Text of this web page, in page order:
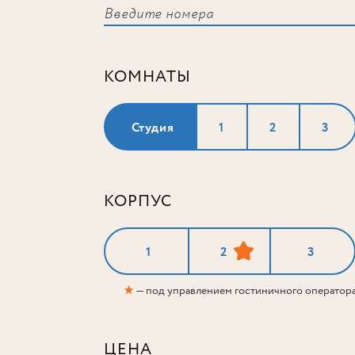
КОМНАТЫ
Студия 1 2 3
КОРПУС
1 2 3
★— под управлением гостиничного
ЦЕНА